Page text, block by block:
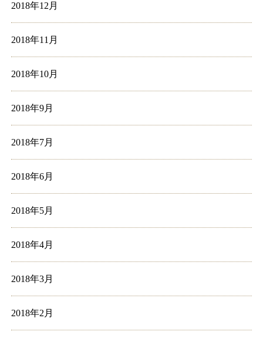
2018年12月
2018年11月
2018年10月
2018年9月
2018年7月
2018年6月
2018年5月
2018年4月
2018年3月
2018年2月